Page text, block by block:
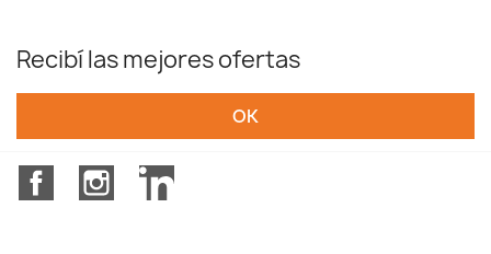
Recibí las mejores ofertas
FacebookInstagramLinkedIn